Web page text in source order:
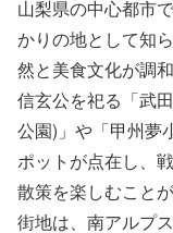
山梨県の中心都市
かりの地として知
然と美食文化が調
信玄公を祀る「武
公園)」や「甲州夢
ポットが点在し、
散策を楽しむこと
街地は、南アルプ